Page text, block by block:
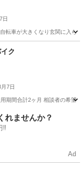
日
転車が大きくなり玄関に入ら
ドク
月7日
期間合計2ヶ月 相談者の希望
れませんか？
‼️
Ad